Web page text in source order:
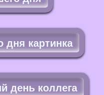
дня картинка
день коллега